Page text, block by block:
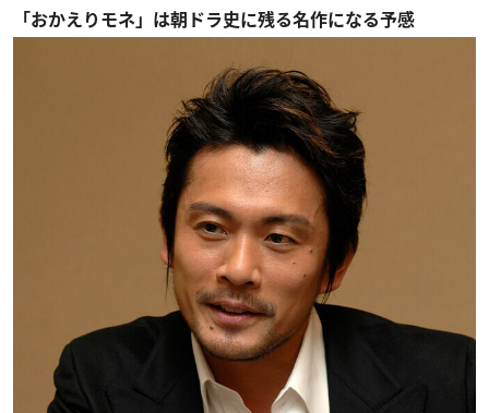
「おかえりモネ」は朝ドラ史に残る名作になる予感